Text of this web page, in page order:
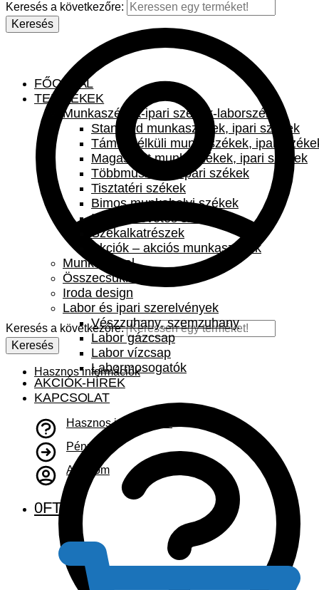
Keresés a következőre:
Keresés
Hasznos információk
Keresés a következőre:
Keresés
FŐOLDAL
TERMÉKEK
Munkaszékek-ipari székek-laborszékek
Standard munkaszékek, ipari székek
Támla nélküli munkaszékek, ipari
Magasított munkaszékek, ipari székek
Többműszakos ipari székek
Tisztatéri székek
Bimos munkahelyi székek
Irodai szövetes székek
Székalkatrészek
Akciók – akciós munkaszékek
Munkaasztal
Összecsukható asztal
Iroda design
Labor és ipari szerelvények
Vészzuhany, szemzuhany
Labor gázcsap
Labor vízcsap
Labormosogatók
AKCIÓK-HÍREK
KAPCSOLAT
Hasznos információk
Pénztár
A fiókom
0FT